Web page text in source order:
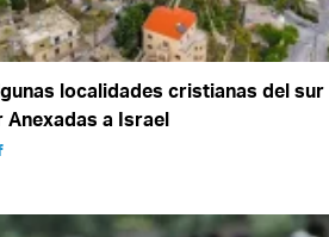
localidades cristianas del
a Israel